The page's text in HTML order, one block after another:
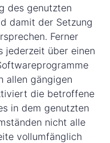
des genutzten
damit der Setzung
Ferner
jederzeit über einen
allen gängigen
die betroffene
in dem genutzten
nicht alle
vollumfänglich